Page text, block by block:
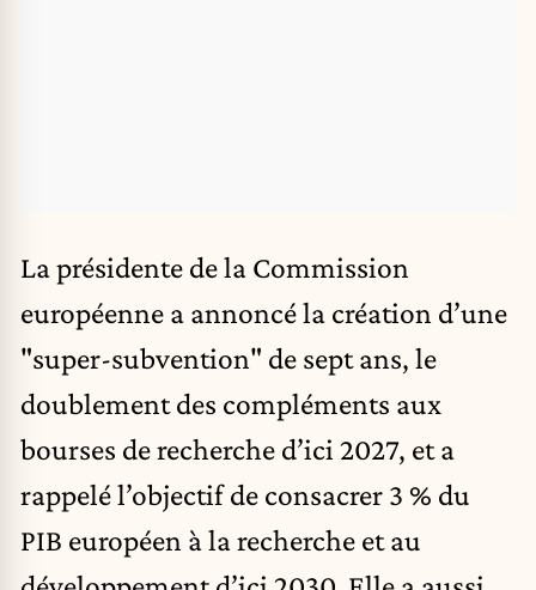
La présidente de la Commission
européenne a annoncé la création d’une
"super-subvention" de sept ans, le
doublement des compléments aux
bourses de recherche d’ici 2027, et a
rappelé l’objectif de consacrer 3 % du
PIB européen à la recherche et au